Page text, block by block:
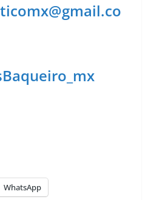
WhatsApp